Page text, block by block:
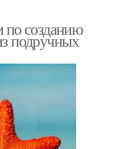
по созданию
подручных